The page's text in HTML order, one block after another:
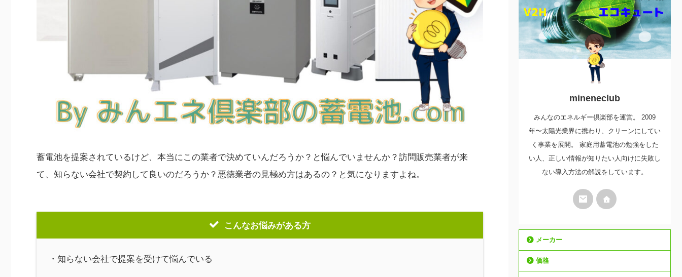
蓄電池を提案されているけど、本当にこの業者で決めていんだろうか？と悩んでいませんか？訪問販売業者が来
て、知らない会社で契約して良いのだろうか？悪徳業者の見極め方はあるの？と気になりますよね。
こんなお悩みがある方
・知らない会社で提案を受けて悩んでいる
mineneclub
みんなのエネルギー倶楽部を運営。 2009
年〜太陽光業界に携わり、クリーンにしてい
く事業を展開。 家庭用蓄電池の勉強をした
い人、正しい情報が知りたい人向けに失敗し
ない導入方法の解説をしています。
メーカー
価格